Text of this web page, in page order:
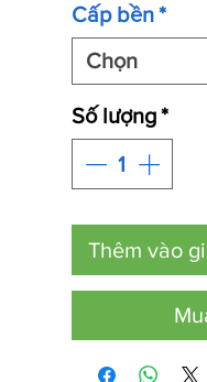
Cấp bền*
Chọn
Số lượng*
Thêm vào